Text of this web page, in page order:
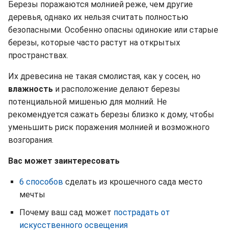
Березы поражаются молнией реже, чем другие
деревья, однако их нельзя считать полностью
безопасными. Особенно опасны одинокие или старые
березы, которые часто растут на открытых
пространствах.
Их древесина не такая смолистая, как у сосен, но
влажность и расположение делают березы
потенциальной мишенью для молний. Не
рекомендуется сажать березы близко к дому, чтобы
уменьшить риск поражения молнией и возможного
возгорания.
Вас может заинтересовать
6 способов сделать из крошечного сада место
мечты
Почему ваш сад может пострадать от
искусственного освещения